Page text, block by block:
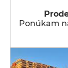
Ponúkam